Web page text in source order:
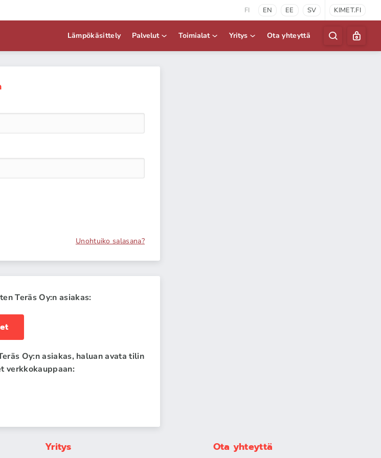
FI EN EE SV KIMET.FI
Lämpökäsittely Palvelut Toimialat Yritys Ota yhteyttä
Unohtuiko salasana?
Teräs Oy:n asiakas:
Oy:n asiakas, haluan avata tilin
verkkokauppaan:
Yritys Ota yhteyttä